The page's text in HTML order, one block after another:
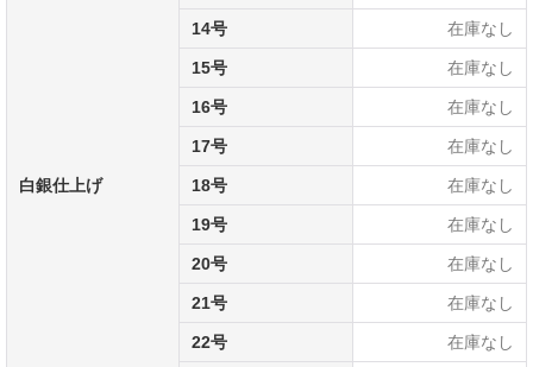
白銀仕上げ
14号 在庫なし
15号 在庫なし
16号 在庫なし
17号 在庫なし
18号 在庫なし
19号 在庫なし
20号 在庫なし
21号 在庫なし
22号 在庫なし